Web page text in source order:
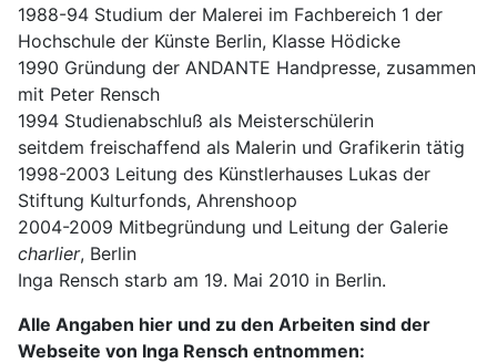
1988-94 Studium der Malerei im Fachbereich 1 der
Hochschule der Künste Berlin, Klasse Hödicke
1990 Gründung der ANDANTE Handpresse, zusammen
mit Peter Rensch
1994 Studienabschluß als Meisterschülerin
seitdem freischaffend als Malerin und Grafikerin tätig
1998-2003 Leitung des Künstlerhauses Lukas der
Stiftung Kulturfonds, Ahrenshoop
2004-2009 Mitbegründung und Leitung der Galerie
charlier, Berlin
Inga Rensch starb am 19. Mai 2010 in Berlin.
Alle Angaben hier und zu den Arbeiten sind der
Webseite von Inga Rensch entnommen: